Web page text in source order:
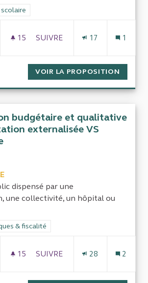
de la catégorie : Enseignement scolaire
15 15 ABONNÉS
SUIVRE
17 1
VOIR LA PROPOSITION
budgétaire et qualitative
externalisée VS
dispensé par une
une collectivité, un hôpital ou
de la catégorie : Finances publiques &
& fiscalité
15 15 ABONNÉS
SUIVRE
28 2